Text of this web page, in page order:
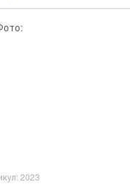
2023